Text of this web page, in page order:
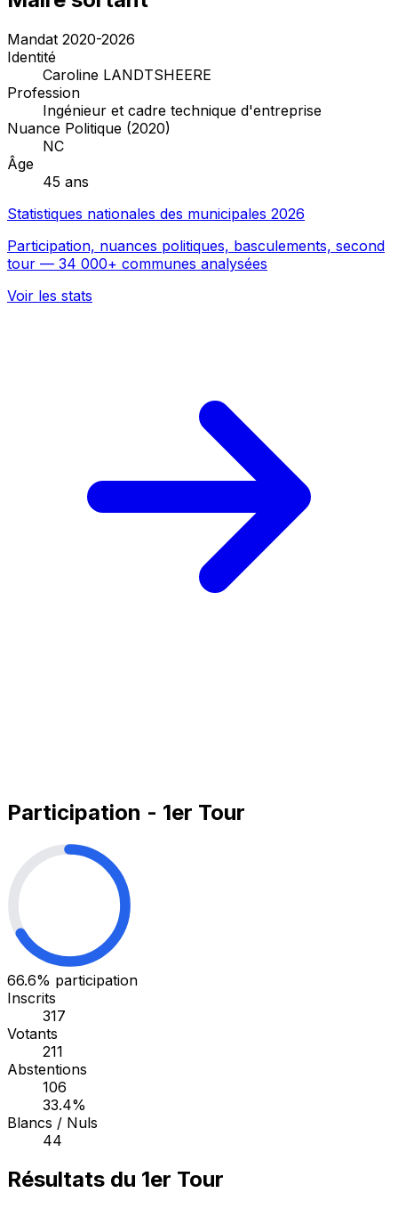
Mandat 2020-2026
Identité
Caroline LANDTSHEERE
Profession
Ingénieur et cadre technique d'entreprise
Nuance Politique (2020)
NC
Âge
45 ans
Statistiques nationales des municipales 2026
Participation, nuances politiques, basculements, second
tour — 34 000+ communes analysées
Voir les stats
Participation - 1er Tour
66.6% participation
Inscrits
317
Votants
211
Abstentions
106
33.4%
Blancs / Nuls
44
Résultats du 1er Tour